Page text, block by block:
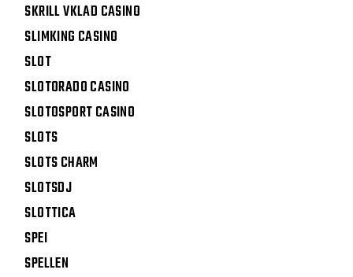
SKRILL VKLAD CASINO
SLIMKING CASINO
SLOT
SLOTORADO CASINO
SLOTOSPORT CASINO
SLOTS
SLOTS CHARM
SLOTSDJ
SLOTTICA
SPEI
SPELLEN